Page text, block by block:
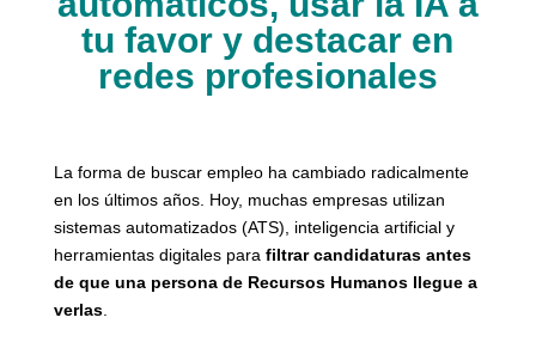
tu favor y destacar en
redes profesionales
La forma de buscar empleo ha cambiado radicalmente
en los últimos años. Hoy, muchas empresas utilizan
sistemas automatizados (ATS), inteligencia artificial y
herramientas digitales para filtrar candidaturas antes
de que una persona de Recursos Humanos llegue a
verlas.